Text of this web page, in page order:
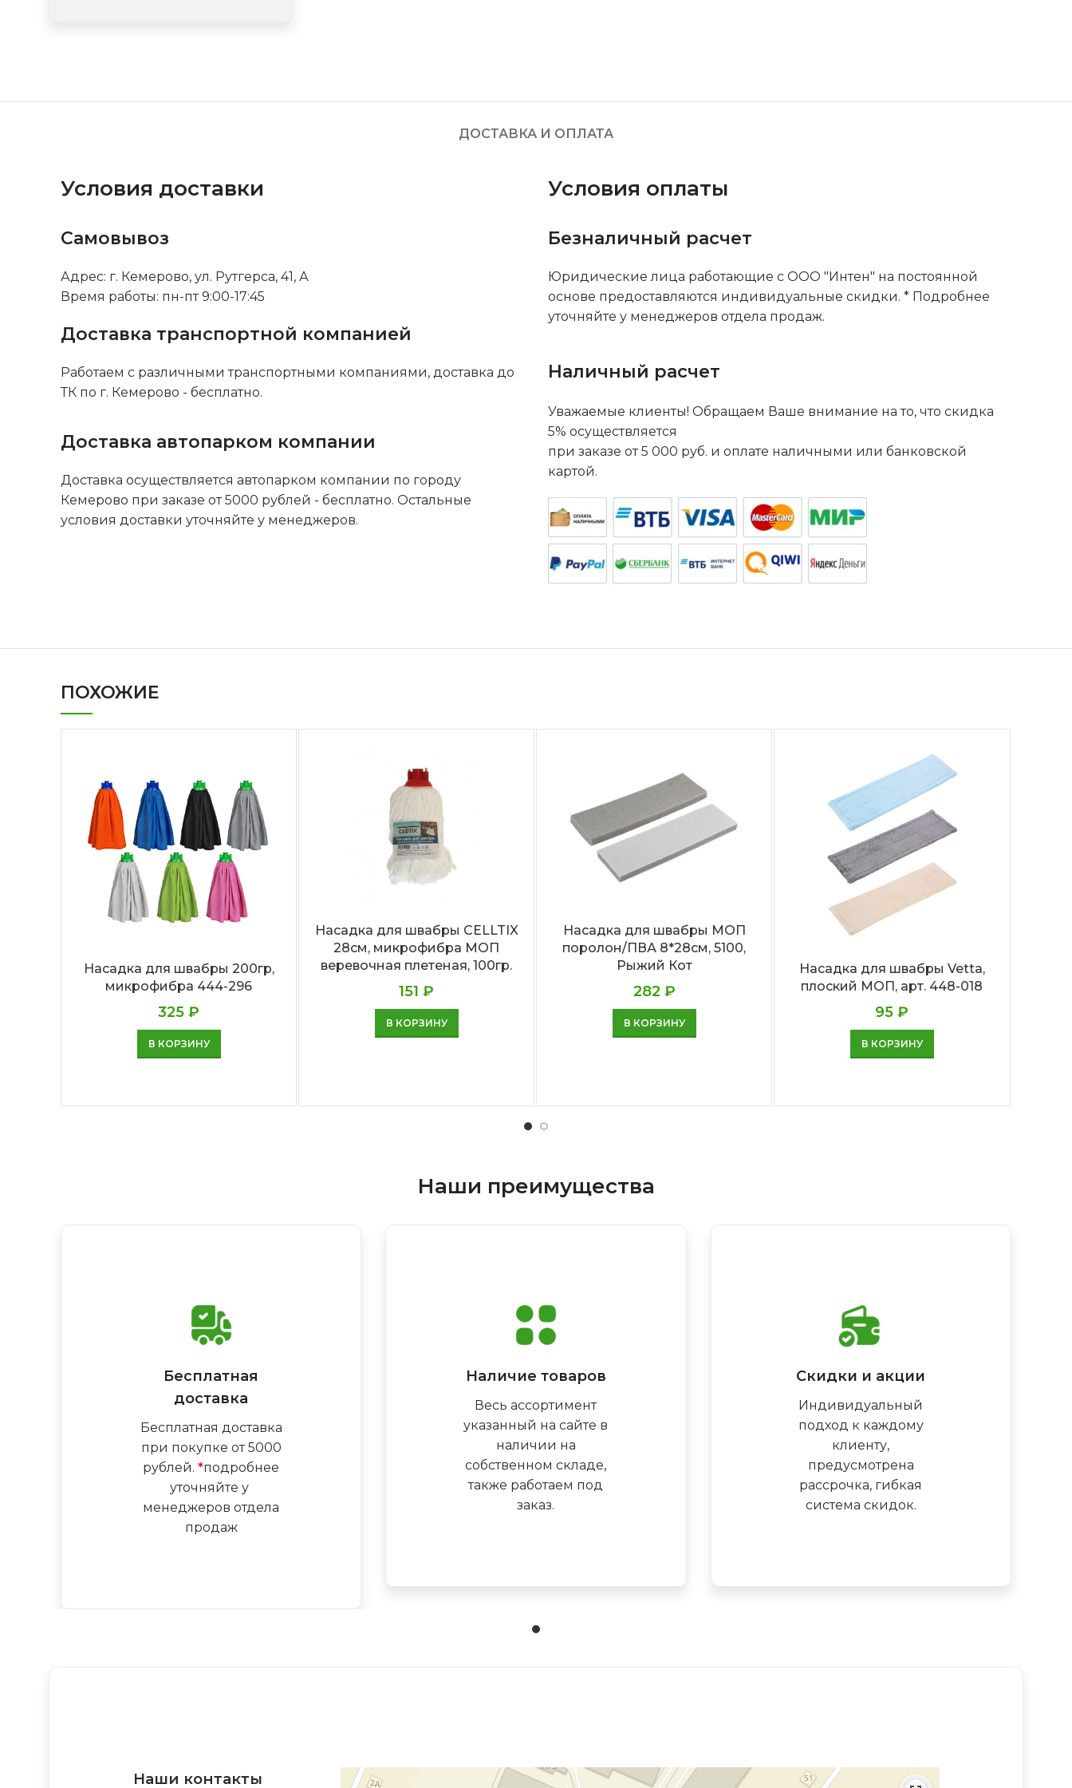
ДОСТАВКА И ОПЛАТА
Условия доставки
Самовывоз
Адрес: г. Кемерово, ул. Рутгерса, 41, А
Время работы: пн-пт 9:00-17:45
Доставка транспортной компанией
Работаем с различными транспортными компаниями, доставка до
ТК по г. Кемерово - бесплатно.
Доставка автопарком компании
Доставка осуществляется автопарком компании по городу
Кемерово при заказе от 5000 рублей - бесплатно. Остальные
условия доставки уточняйте у менеджеров.
Условия оплаты
Безналичный расчет
Юридические лица работающие с ООО "Интен" на постоянной
основе предоставляются индивидуальные скидки. * Подробнее
уточняйте у менеджеров отдела продаж.
Наличный расчет
Уважаемые клиенты! Обращаем Ваше внимание на то, что скидка
5% осуществляется
при заказе от 5 000 руб. и оплате наличными или банковской
картой.
ПОХОЖИЕ
Насадка для швабры 200гр,
микрофибра 444-296
325₽
В КОРЗИНУ
Насадка для швабры CELLTIX
28см, микрофибра МОП
веревочная плетеная, 100гр.
151₽
В КОРЗИНУ
Насадка для швабры МОП
поролон/ПВА 8*28см, 5100,
Рыжий Кот
282 ₽
В КОРЗИНУ
Насадка для швабры Vetta,
плоский МОП, арт. 448-018
95₽
В КОРЗИНУ
Наши преимущества
Бесплатная
доставка
Бесплатная доставка
при покупке от 5000
рублей.*подробнее
уточняйте у
менеджеров отдела
продаж
Наличие товаров
Весь ассортимент
указанный на сайте в
наличии на
собственном складе,
также работаем под
заказ.
Скидки и акции
Индивидуальный
подход к каждому
клиенту,
предусмотрена
рассрочка, гибкая
система скидок.
Наши контакты